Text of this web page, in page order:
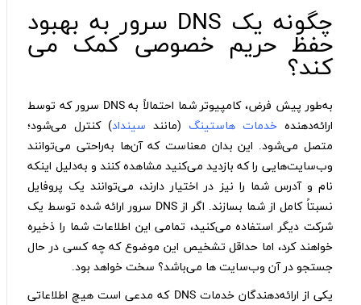
چگونه یک DNS سرور به بهبود
حفظ حریم خصوصی کمک می
کند؟
به‌طور پیش فرض، کامپیوتر شما احتمالاً به DNS سرور که توسط
ارائه‌دهندهخدمات هاستینگ (مانند سینداد) کنترل می‌شود؛
متصل می‌شود. این بدان معناست که آن‌ها به‌راحتی می‌توانند
وب‌سایت‌هایی را که بازدید می‌کنید مشاهده کنند و به‌دلیل اینکه
نام و آدرس شما را نیز در اختیار دارند، می‌توانند یک پروفایل
نسبتاً کامل از شما بسازند. اگر از DNS سرور ارائه شده توسط یک
شرکت دیگر استفاده می‌کنید، تمامی این اطلاعات شما را ذخیره
خواهند کرد، اما حداقل تشخیص این موضوع که چه کسی در حال
جستجو در آن وب‌سایت ها می‌باشد؟ سخت خواهد بود.
یکی از ارائه‌دهندگان خدمات DNS که مدعی است هیچ اطلاعاتی